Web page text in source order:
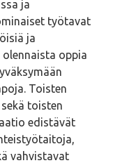
ja
työtavat
ja
oppia
Toisten
toisten
edistävät
vahvistavat